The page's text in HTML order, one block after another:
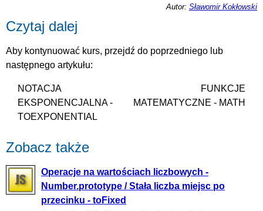
Autor: Sławomir Kokłowski
Czytaj dalej
Aby kontynuować kurs, przejdź do poprzedniego lub
następnego artykułu:
NOTACJA
EKSPONENCJALNA -
TOEXPONENTIAL
FUNKCJE
MATEMATYCZNE - MATH
Zobacz także
Operacje na wartościach liczbowych -
Number.prototype / Stała liczba miejsc po
przecinku - toFixed